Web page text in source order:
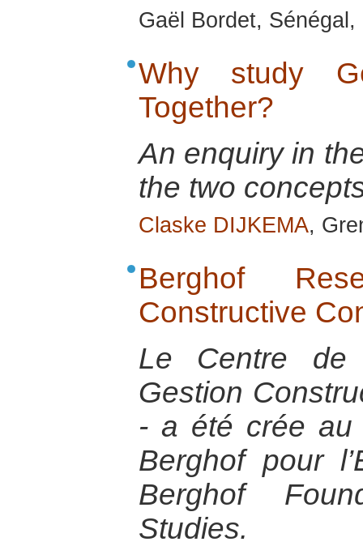
Gaël Bordet,
Why study
Together?
An enquiry in
the two
Claske DIJKEMA,
Berghof
Constructive
Le Centre de
Gestion
- a été crée au
Berghof pour
Berghof
Studies.